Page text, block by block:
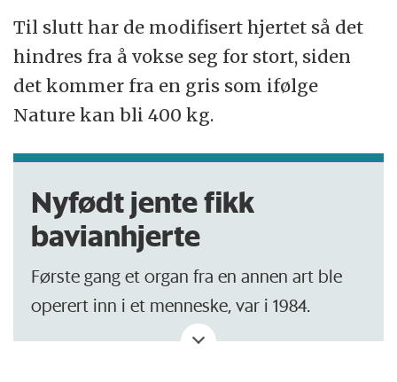
Til slutt har de modifisert hjertet så det
hindres fra å vokse seg for stort, siden
det kommer fra en gris som ifølge
Nature kan bli 400 kg.
Nyfødt jente fikk
bavianhjerte
Første gang et organ fra en annen art ble
operert inn i et menneske, var i 1984.